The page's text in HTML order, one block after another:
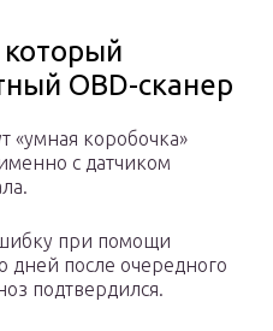
OBD-сканер
«умная коробочка»
с датчиком
при помощи
дней после очередного
подтвердился.